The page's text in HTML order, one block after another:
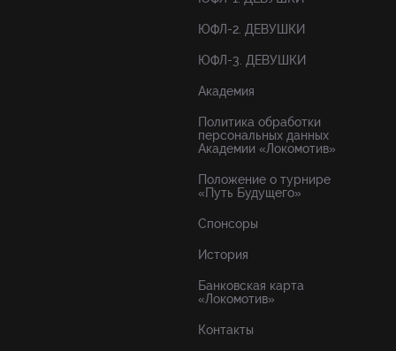
ЮФЛ-2. ДЕВУШКИ
ЮФЛ-3. ДЕВУШКИ
Академия
Политика обработки
персональных данных
Академии «Локомотив»
Положение о турнире
«Путь Будущего»
Спонсоры
История
Банковская карта
«Локомотив»
Контакты